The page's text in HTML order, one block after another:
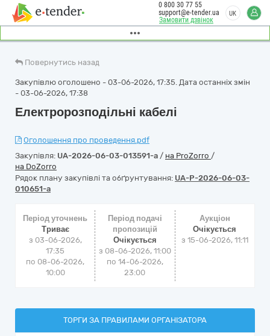
Замовити дзвінок
0 800 30 77 55
support@e-tender.ua
UK
Повернутись назад
Закупівлю оголошено - 03-06-2026, 17:35. Дата останніх змін
- 03-06-2026, 17:38
Електророзподільні кабелі
Оголошення про проведення.pdf
Закупівля: UA-2026-06-03-013591-a / на ProZorro /
на DoZorro
Рядок плану закупівлі та обґрунтування: UA-P-2026-06-03-
010651-a
Період уточнень
Триває
з 03-06-2026,
17:35
по 08-06-2026,
10:00
Період подачі
пропозицій
Очікується
з 08-06-2026, 11:00
по 14-06-2026,
23:00
Аукціон
Очікується
з 15-06-2026, 11:11
ТОРГИ ЗА ПРАВИЛАМИ ОРГАНІЗАТОРА